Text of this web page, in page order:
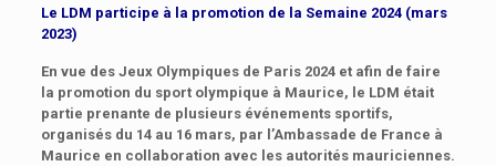
Le LDM participe à la promotion de la Semaine 2024 (mars
2023)
En vue des Jeux Olympiques de Paris 2024 et afin de faire
la promotion du sport olympique à Maurice, le LDM était
partie prenante de plusieurs événements sportifs,
organisés du 14 au 16 mars, par l’Ambassade de France à
Maurice en collaboration avec les autorités mauriciennes.